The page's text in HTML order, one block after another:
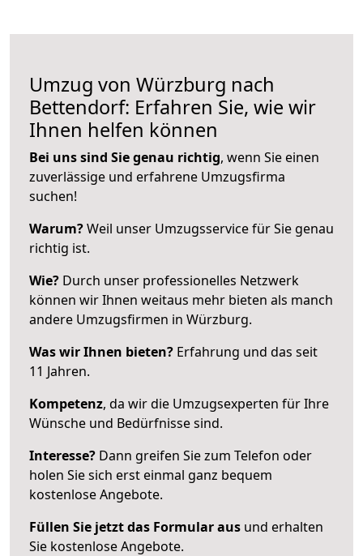
Umzug von Würzburg nach
Bettendorf: Erfahren Sie, wie wir
Ihnen helfen können
Bei uns sind Sie genau richtig, wenn Sie einen
zuverlässige und erfahrene Umzugsfirma
suchen!
Warum?Weil unser Umzugsservice für Sie genau
richtig ist.
Wie? Durch unser professionelles Netzwerk
können wir Ihnen weitaus mehr bieten als manch
andere Umzugsfirmen in Würzburg.
Was wir Ihnen bieten? Erfahrung und das seit
11 Jahren.
Kompetenz, da wir die Umzugsexperten für Ihre
Wünsche und Bedürfnisse sind.
Interesse? Dann greifen Sie zum Telefon oder
holen Sie sich erst einmal ganz bequem
kostenlose Angebote.
Füllen Sie jetzt das Formular aus und erhalten
Sie kostenlose Angebote.